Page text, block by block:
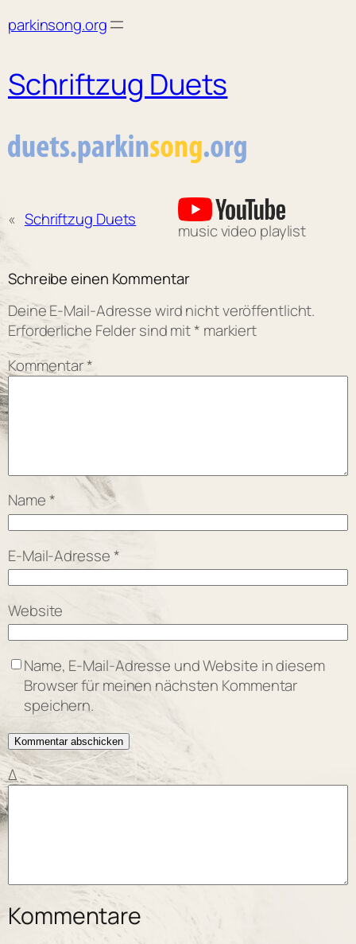
toparkinsong.org
Schriftzug Duets
« Schriftzug Duets
music video playlist
Schreibe einen Kommentar
Deine E-Mail-Adresse wird nicht veröffentlicht.
Erforderliche Felder sind mit* markiert
Kommentar*
Name *
E-Mail-Adresse*
Website
Name, E-Mail-Adresse und Website in diesem
Browser für meinen nächsten Kommentar
speichern.
Δ
Kommentare